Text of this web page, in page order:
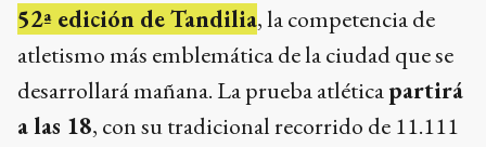
52ª edición de Tandilia, la competencia de
atletismo más emblemática de la ciudad que se
desarrollará mañana. La prueba atléticapartirá
a las 18, con su tradicional recorrido de 11.111